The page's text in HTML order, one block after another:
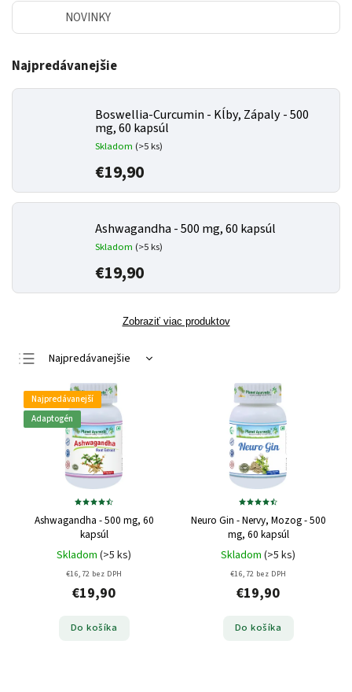
NOVINKY
Najpredávanejšie
Boswellia-Curcumin - Kĺby, Zápaly - 500
mg, 60 kapsúl
Skladom (>5 ks)
€19,90
Ashwagandha - 500 mg, 60 kapsúl
Skladom (>5 ks)
€19,90
Zobraziť viac produktov
Najpredávanejšie
Najlacnejšie
Najdrahšie
Abecedne
Najpredávanejší
Adaptogén
Ashwagandha - 500 mg, 60
kapsúl
Skladom (>5 ks)
€16,72 bez DPH
€19,90
Do košíka
Neuro Gin - Nervy, Mozog - 500
mg, 60 kapsúl
Skladom (>5 ks)
€16,72 bez DPH
€19,90
Do košíka